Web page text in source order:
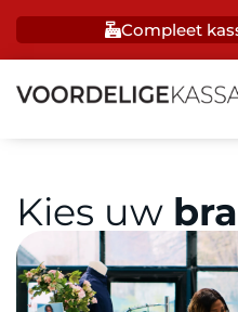
Compleet
Kies uw